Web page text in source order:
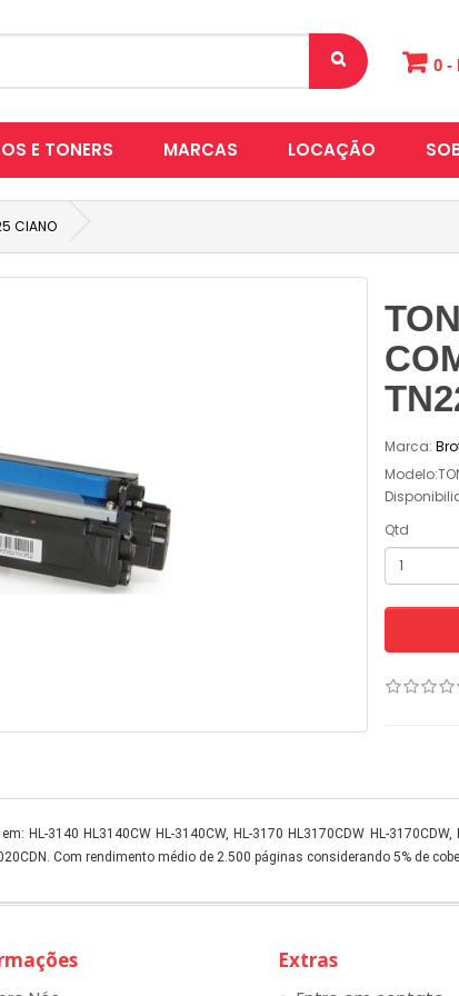
0 -
E TONERS MARCAS LOCAÇÃO
CIANO
Marca:
Qtd
3140 HL3140CW HL-3140CW, HL-3170 HL3170CDW HL-3170CDW,
Com rendimento médio de 2.500 páginas considerando 5% de
Extras